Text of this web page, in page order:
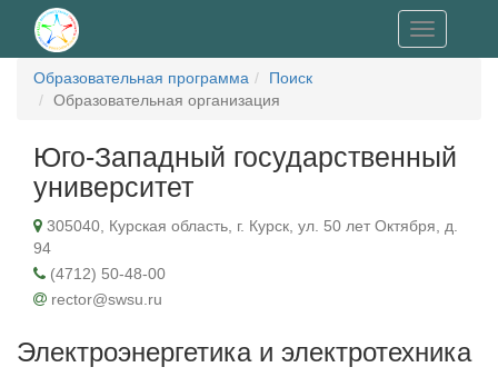
Toggle
navigation
Образовательная программа
Поиск
Образовательная организация
Юго-Западный государственный
университет
305040, Курская область, г. Курск, ул. 50 лет Октября, д.
94
(4712) 50-48-00
rector@swsu.ru
Электроэнергетика и электротехника